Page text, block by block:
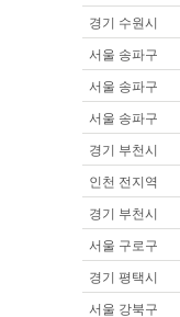
경기 수원시
서울 송파구
서울 송파구
서울 송파구
경기 부천시
인천 전지역
경기 부천시
서울 구로구
경기 평택시
서울 강북구